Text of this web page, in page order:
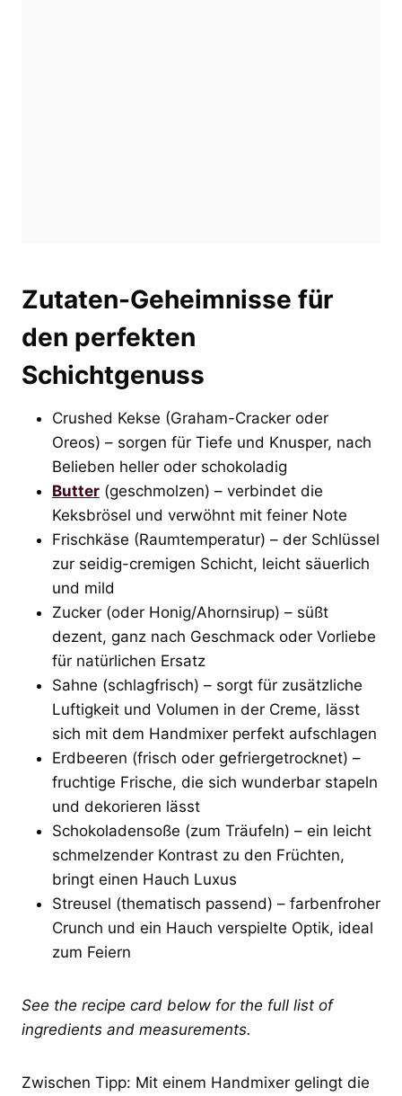
Zutaten-Geheimnisse für
den perfekten
Schichtgenuss
Crushed Kekse (Graham-Cracker oder
Oreos) – sorgen für Tiefe und Knusper, nach
Belieben heller oder schokoladig
Butter (geschmolzen) – verbindet die
Keksbrösel und verwöhnt mit feiner Note
Frischkäse (Raumtemperatur) – der Schlüssel
zur seidig-cremigen Schicht, leicht säuerlich
und mild
Zucker (oder Honig/Ahornsirup) – süßt
dezent, ganz nach Geschmack oder Vorliebe
für natürlichen Ersatz
Sahne (schlagfrisch) – sorgt für zusätzliche
Luftigkeit und Volumen in der Creme, lässt
sich mit dem Handmixer perfekt aufschlagen
Erdbeeren (frisch oder gefriergetrocknet) –
fruchtige Frische, die sich wunderbar stapeln
und dekorieren lässt
Schokoladensoße (zum Träufeln) – ein leicht
schmelzender Kontrast zu den Früchten,
bringt einen Hauch Luxus
Streusel (thematisch passend) – farbenfroher
Crunch und ein Hauch verspielte Optik, ideal
zum Feiern
See the recipe card below for the full list of
ingredients and measurements.
Zwischen Tipp: Mit einem Handmixer gelingt die